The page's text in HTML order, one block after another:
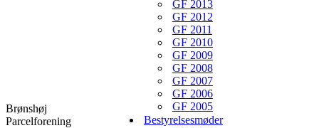
Brønshøj
Parcelforening
GF 2013
GF 2012
GF 2011
GF 2010
GF 2009
GF 2008
GF 2007
GF 2006
GF 2005
Bestyrelsesmøder